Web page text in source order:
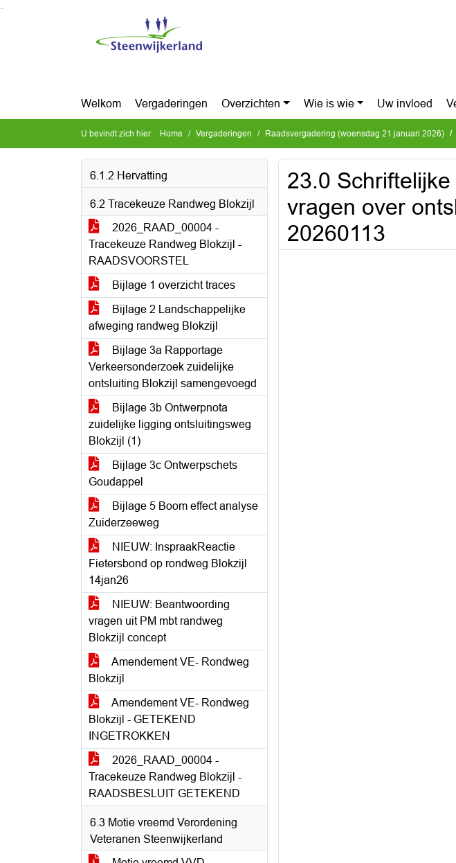
Ga naar de inhoud van deze pagina
Welkom Vergaderingen Overzichten Wie is wie Uw invloed
U bevindt zich hier: Home Vergaderingen Raadsvergadering (woensdag 21 januari 2026)
6.1.2 Hervatting
6.2 Tracekeuze Randweg Blokzijl
2026_RAAD_00004 -
Tracekeuze Randweg Blokzijl -
RAADSVOORSTEL
Bijlage 1 overzicht traces
Bijlage 2 Landschappelijke
afweging randweg Blokzijl
Bijlage 3a Rapportage
Verkeersonderzoek zuidelijke
ontsluiting Blokzijl samengevoegd
Bijlage 3b Ontwerpnota
zuidelijke ligging ontsluitingsweg
Blokzijl (1)
Bijlage 3c Ontwerpschets
Goudappel
Bijlage 5 Boom effect analyse
Zuiderzeeweg
NIEUW: InspraakReactie
Fietersbond op rondweg Blokzijl
14jan26
NIEUW: Beantwoording
vragen uit PM mbt randweg
Blokzijl concept
Amendement VE- Rondweg
Blokzijl
Amendement VE- Rondweg
Blokzijl - GETEKEND
INGETROKKEN
2026_RAAD_00004 -
Tracekeuze Randweg Blokzijl -
RAADSBESLUIT GETEKEND
6.3 Motie vreemd Verordening
Veteranen Steenwijkerland
23.0
vragen over
20260113